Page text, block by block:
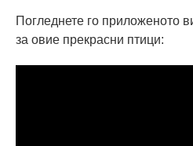
Погледнете го приложеното
за овие прекрасни птици: